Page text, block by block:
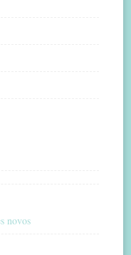
novos